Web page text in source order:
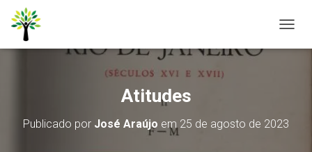
L
R
Atitudes
Publicado por José Araújo em 25 de agosto de 2023